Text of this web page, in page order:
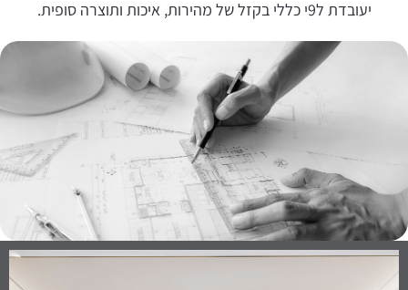
יעובדת ל9י כללי בקזל של מהירות, איכות ותוצרה סופית.